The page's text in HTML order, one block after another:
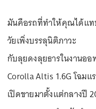
มันคือรถที่ทำให้คุณได้แท
วัยเพิ่งบรรลุนิติภาวะ
กับลุยดงลุยธารในงานอ
Corolla Altis 1.6G โฉม
เปิดขายมาตั้งแต่กลางปี